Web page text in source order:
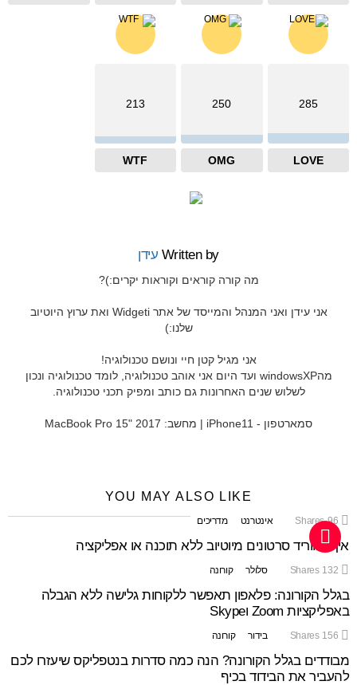
285
LOVE
250
OMG
213
WTF
Written by עידן
מה קורה קוראים וקוראות יקרים:)?
אני עידן ואני המנהל והמייסד של אתר Widgeti ואת ערוץ היוטיוב
שלנו:)
אני מגיל קטן חיי ונושם טכנולוגיה!
מהwindowsXP ועד היום אני אוהב טכנולוגיה, לומד טכנולוגיה ונכון
לשלוש שנים האחרונות גם כותב ומפיק תכני טכנולוגיה.
סמארטפון - iPhone11 | מחשב: MacBook Pro 15" 2017
YOU MAY ALSO LIKE
96
Shares אינטרנט מדריכים
איך להוריד סרטונים מיוטיוב ללא תוכנה או אפליקציה
132
Shares סלולר קורונה
בגלל הקורונה: פלאפון תאפשר ללקוחות גלישה ללא הגבלה
באפליקציות Zoom וSkype
156
Shares בידור קורונה
מבודדים בגלל הקורונה? הנה כמה סדרות בנטפליקס שיעזרו לכם
להעביר את הבידוד בכיף